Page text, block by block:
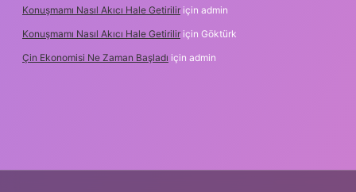
Konuşmamı Nasıl Akıcı Hale Getirilir için admin
Konuşmamı Nasıl Akıcı Hale Getirilir için Göktürk
Çin Ekonomisi Ne Zaman Başladı için admin